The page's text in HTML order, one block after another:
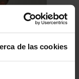
de las cookies